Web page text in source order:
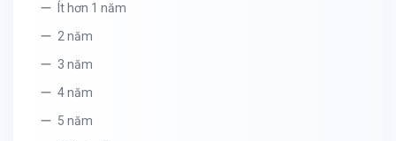
Ít hơn 1 năm
2 năm
3 năm
4 năm
5 năm